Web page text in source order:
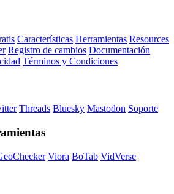
Características Herramientas Resources
Registro de cambios Documentación
Términos y Condiciones
Threads Bluesky Mastodon Soporte
Viora BoTab VidVerse